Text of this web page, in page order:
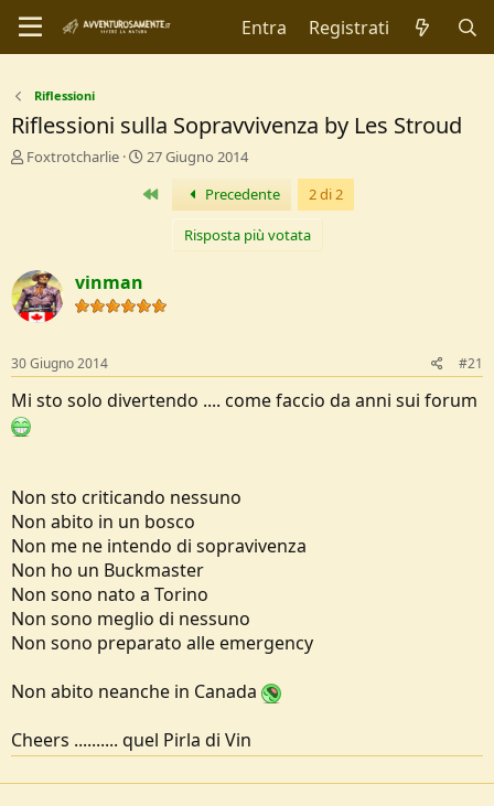
Entra Registrati
Riflessioni
Riflessioni sulla Sopravvivenza by Les Stroud
C
r
e
D
c
u
s
s
n
Foxtrotcharlie
D
t
i
o
27 Giugno 2014
Primo Precedente 2 di 2
Risposta più votata
vinman
30 Giugno 2014 #21
Mi sto solo divertendo .... come faccio da anni sui forum
Non sto criticando nessuno
Non abito in un bosco
Non me ne intendo di sopravivenza
Non ho un Buckmaster
Non sono nato a Torino
Non sono meglio di nessuno
Non sono preparato alle emergency
Non abito neanche in Canada
Cheers .......... quel Pirla di Vin